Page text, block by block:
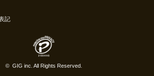
記
© GIG inc. All Rights Reserved.